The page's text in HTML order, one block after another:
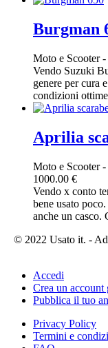
Burgman
Moto e Scooter-
Vendo Suzuki
genere per cura
condizioni
Aprilia
Moto e Scooter-
1000.00 €
Vendo x conto
bene usato
anche un casco.
© 2022 Usato it. -
Accedi
Crea un account
Pubblica il tuo
Privacy Policy
Termini e